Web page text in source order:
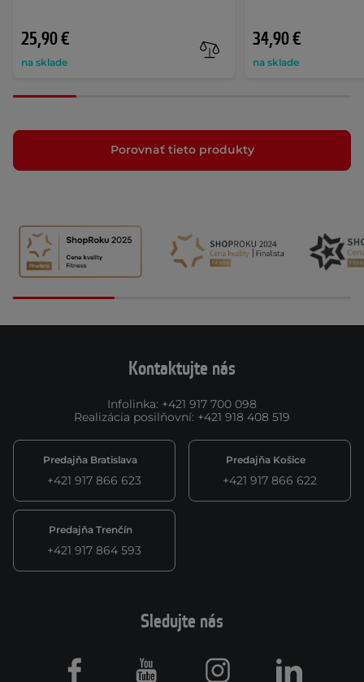
25,90 €
na sklade
34,90 €
na sklade
Porovnať tieto produkty
Kontaktujte nás
Infolinka: +421 917 700 098
Realizácia posilňovní: +421 918 408 519
Predajňa Bratislava
+421 917 866 623
Predajňa Košice
+421 917 866 622
Predajňa Trenčín
+421 917 864 593
Sledujte nás
Facebook Youtube Instagram LinkedIn